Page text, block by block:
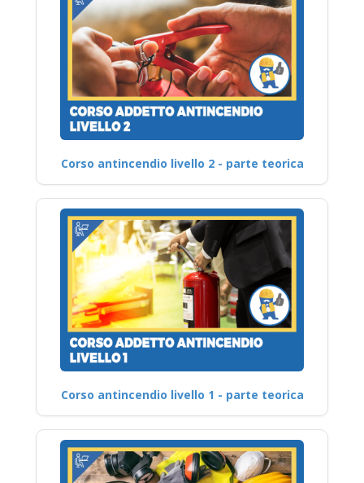
Corso antincendio livello 2 - parte teorica
Corso antincendio livello 1 - parte teorica